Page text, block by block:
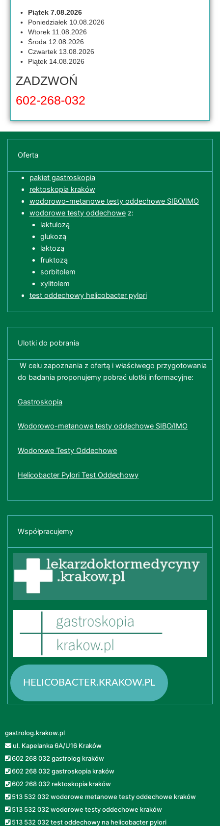
Piątek 7.08.2026
Poniedziałek 10.08.2026
Wtorek 11.08.2026
Środa 12.08.2026
Czwartek 13.08.2026
Piątek 14.08.2026
ZADZWOŃ
602-268-032
Oferta
pakiet gastroskopia
rektoskopia kraków
wodorowo-metanowe testy oddechowe SIBO/IMO
wodorowe testy oddechowez:
laktulozą
glukozą
laktozą
fruktozą
sorbitolem
xylitolem
test oddechowy helicobacter pylori
Ulotki do pobrania
W celu zapoznania z ofertą i właściwego przygotowania
do badania proponujemy pobrać ulotki informacyjne:
Gastroskopia
Wodorowo-metanowe testy oddechowe SIBO/IMO
Wodorowe Testy Oddechowe
Helicobacter Pylori Test Oddechowy
Współpracujemy
HELICOBACTER.KRAKOW.PL
gastrolog.krakow.pl
ul. Kapelanka 6A/U16 Kraków
602 268 032 gastrolog kraków
602 268 032 gastroskopia kraków
602 268 032 rektoskopia kraków
513 532 032 wodorowe metanowe testy oddechowe kraków
513 532 032 wodorowe testy oddechowe kraków
513 532 032 test oddechowy na helicobacter pylori